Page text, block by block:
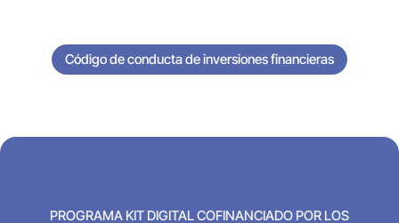
Código de conducta de inversiones financieras
PROGRAMA KIT DIGITAL COFINANCIADO POR LOS